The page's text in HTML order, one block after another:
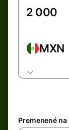
MXN
Premenené na